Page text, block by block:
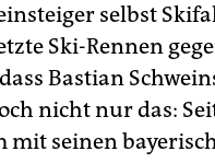
selbst
Ski-Rennen
Bastian
nicht nur das:
mit seinen